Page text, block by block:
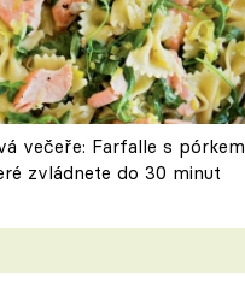
večeře: Farfalle s pórkem
zvládnete do 30 minut